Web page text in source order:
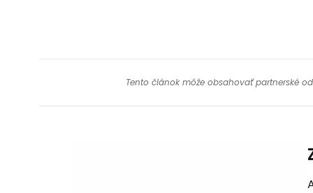
Tento článok môže obsahovať partnerské